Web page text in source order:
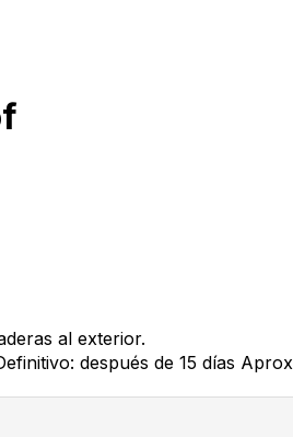
al exterior.
después de 15 días Aprox